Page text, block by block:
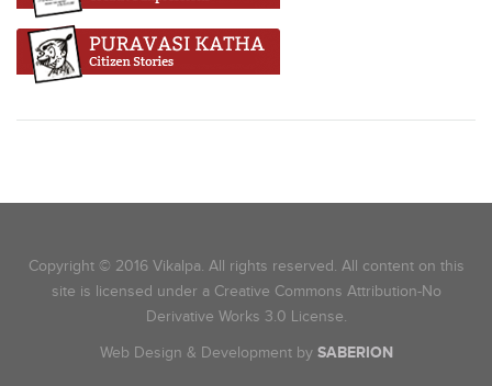
Copyright © 2016 Vikalpa. All rights reserved. All content on this
site is licensed under a Creative Commons Attribution-No
Derivative Works 3.0 License.
Web Design & Development by SABERION